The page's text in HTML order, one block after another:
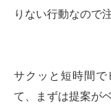
りない行動なので
サクッと短時間
て、まずは提案が